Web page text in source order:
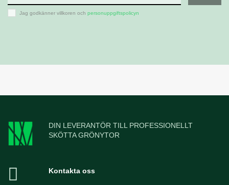
Jag godkänner villkoren och personuppgiftspolicyn
DIN LEVERANTÖR TILL PROFESSIONELLT
SKÖTTA GRÖNYTOR
Kontakta oss